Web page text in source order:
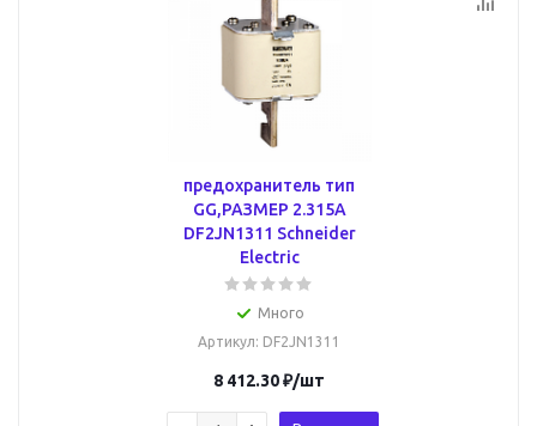
предохранитель тип
GG,РАЗМЕР 2.315А
DF2JN1311 Schneider
Electric
Много
Артикул: DF2JN1311
8 412.30₽/шт